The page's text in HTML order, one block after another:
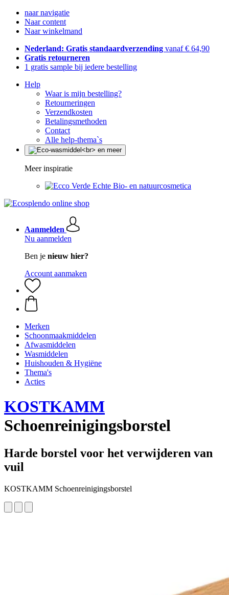
naar navigatie
Naar content
Naar winkelmand
Nederland: Gratis standaardverzending vanaf € 64,90
Gratis retourneren
1 gratis sample bij iedere bestelling
Help
Waar is mijn bestelling?
Retourneringen
Verzendkosten
Betalingsmethoden
Contact
Alle help-thema`s
Meer inspiratie
Echte Bio- en natuurcosmetica
Aanmelden
Nu aanmelden
Ben je nieuw hier?
Account aanmaken
Merken
Schoonmaakmiddelen
Afwasmiddelen
Wasmiddelen
Huishouden & Hygiëne
Thema's
Acties
KOSTKAMM
Schoenreinigingsborstel
Harde borstel voor het verwijderen van
vuil
KOSTKAMM Schoenreinigingsborstel